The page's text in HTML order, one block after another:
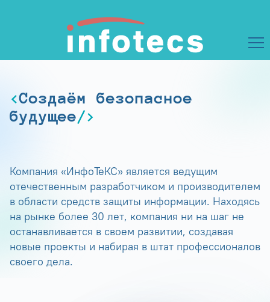
Создаём безопасное
будущее
Компания «ИнфоТеКС» является ведущим
отечественным разработчиком и производителем
в области средств защиты информации. Находясь
на рынке более 30 лет, компания ни на шаг не
останавливается в своем развитии, создавая
новые проекты и набирая в штат профессионалов
своего дела.